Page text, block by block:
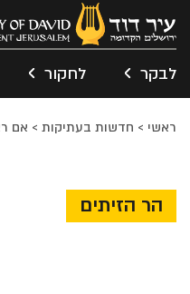
לבקר לחקור
ראשי > חדשות בעתיקות > אם
הר הזיתים